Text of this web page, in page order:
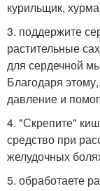
курильщик,
3. поддержите
растительные
для сердечной
Благодаря
давление и
4. "Скрепите"
средство при
желудочных
5. обработаете